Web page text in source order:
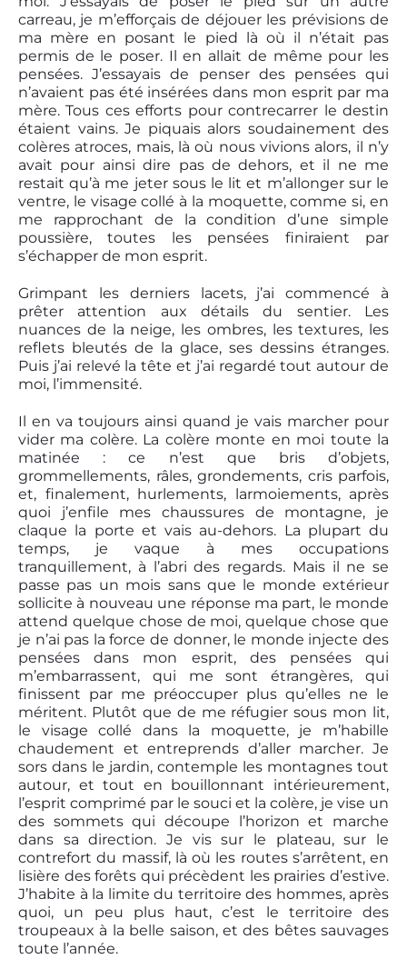
carreau, je m’efforçais de déjouer les prévisions de
ma mère en posant le pied là où il n’était pas
permis de le poser. Il en allait de même pour les
pensées. J’essayais de penser des pensées qui
n’avaient pas été insérées dans mon esprit par ma
mère. Tous ces efforts pour contrecarrer le destin
étaient vains. Je piquais alors soudainement des
colères atroces, mais, là où nous vivions alors, il n’y
avait pour ainsi dire pas de dehors, et il ne me
restait qu’à me jeter sous le lit et m’allonger sur le
ventre, le visage collé à la moquette, comme si, en
me rapprochant de la condition d’une simple
poussière, toutes les pensées finiraient par
s’échapper de mon esprit.
Grimpant les derniers lacets, j’ai commencé à
prêter attention aux détails du sentier. Les
nuances de la neige, les ombres, les textures, les
reflets bleutés de la glace, ses dessins étranges.
Puis j’ai relevé la tête et j’ai regardé tout autour de
moi, l’immensité.
Il en va toujours ainsi quand je vais marcher pour
vider ma colère. La colère monte en moi toute la
matinée : ce n’est que bris d’objets,
grommellements, râles, grondements, cris parfois,
et, finalement, hurlements, larmoiements, après
quoi j’enfile mes chaussures de montagne, je
claque la porte et vais au-dehors. La plupart du
temps, je vaque à mes occupations
tranquillement, à l’abri des regards. Mais il ne se
passe pas un mois sans que le monde extérieur
sollicite à nouveau une réponse ma part, le monde
attend quelque chose de moi, quelque chose que
je n’ai pas la force de donner, le monde injecte des
pensées dans mon esprit, des pensées qui
m’embarrassent, qui me sont étrangères, qui
finissent par me préoccuper plus qu’elles ne le
méritent. Plutôt que de me réfugier sous mon lit,
le visage collé dans la moquette, je m’habille
chaudement et entreprends d’aller marcher. Je
sors dans le jardin, contemple les montagnes tout
autour, et tout en bouillonnant intérieurement,
l’esprit comprimé par le souci et la colère, je vise un
des sommets qui découpe l’horizon et marche
dans sa direction. Je vis sur le plateau, sur le
contrefort du massif, là où les routes s’arrêtent, en
lisière des forêts qui précèdent les prairies d’estive.
J’habite à la limite du territoire des hommes, après
quoi, un peu plus haut, c’est le territoire des
troupeaux à la belle saison, et des bêtes sauvages
toute l’année.